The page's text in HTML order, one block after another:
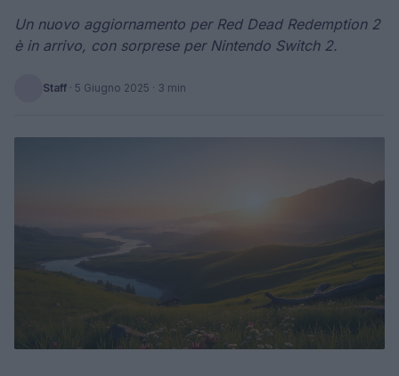
Un nuovo aggiornamento per Red Dead Redemption 2
è in arrivo, con sorprese per Nintendo Switch 2.
Staff · 5 Giugno 2025 · 3 min